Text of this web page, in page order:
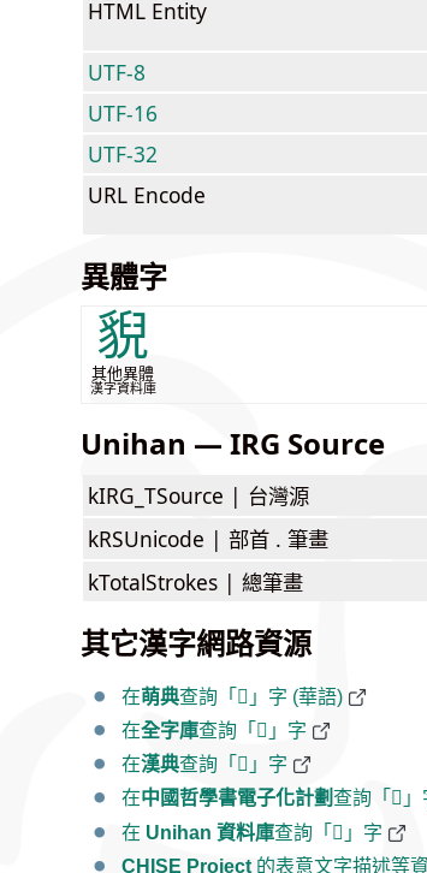
HTML Entity
UTF-8
UTF-16
UTF-32
URL Encode
異體字
貎
其他異體
漢字資料庫
Unihan — IRG Source
kIRG_TSource | 台灣源
kRSUnicode | 部首 . 筆畫
kTotalStrokes | 總筆畫
其它漢字網路資源
在萌典查詢「𬥉」字 (華語)
在全字庫查詢「𬥉」字
在漢典查詢「𬥉」字
在中國哲學書電子化計劃 查詢「𬥉」
在 Unihan 資料庫查詢「𬥉」字
CHISE Project 的表意文字描述等